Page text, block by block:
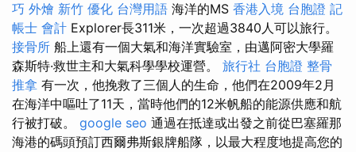
巧 外燴 新竹 優化 台灣用語 海洋的MS 香港入境 台胞證 記
帳士 會計 Explorer長311米，一次超過3840人可以旅行。
接骨所 船上還有一個大氣和海洋實驗室，由邁阿密大學羅
森斯特·救世主和大氣科學學校運營。 旅行社 台胞證 整骨
推拿 有一次，他挽救了三個人的生命，他們在2009年2月
在海洋中嘔吐了11天，當時他們的12米帆船的能源供應和航
行被打破。 google seo 通過在抵達或出發之前從巴塞羅那
海港的碼頭預訂西爾弗斯銀牌船隊，以最大程度地提高您的